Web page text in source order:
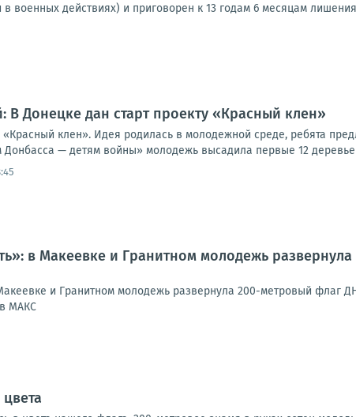
военных действиях) и приговорен к 13 годам 6 месяцам
В Донецке дан старт проекту «Красный клен»
«Красный клен». Идея родилась в молодежной среде, ребята
— детям войны» молодежь высадила первые 12
в Макеевке и Гранитном молодежь
и Гранитном молодежь развернула 200-метровый флаг
МАКС